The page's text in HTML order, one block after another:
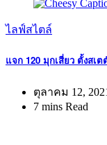
ไลฟ์สไตล์
แจก 120 มุกเสี่ยว ตั้งสเ
ตุลาคม 12,
7 mins Read